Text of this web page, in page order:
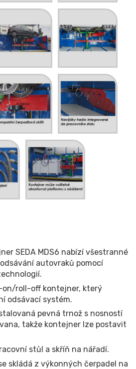
SEDA MDS6 nabízí všestranné
autovraků pomocí
on/roll-off kontejner, který
odsávací systém.
pevná trnož s nosností
takže kontejner lze postavit
stůl a skříň na nářadí.
skládá z výkonných čerpadel na